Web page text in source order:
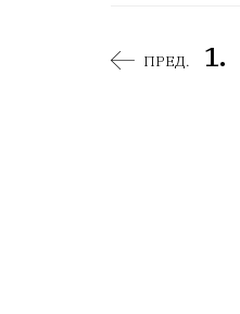
ПРЕД. 1.